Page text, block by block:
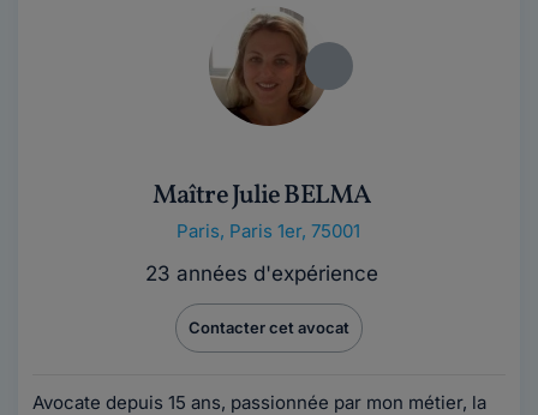
Maître Julie BELMA
Paris, Paris 1er, 75001
23 années d'expérience
Contacter cet avocat
Avocate depuis 15 ans, passionnée par mon métier, la